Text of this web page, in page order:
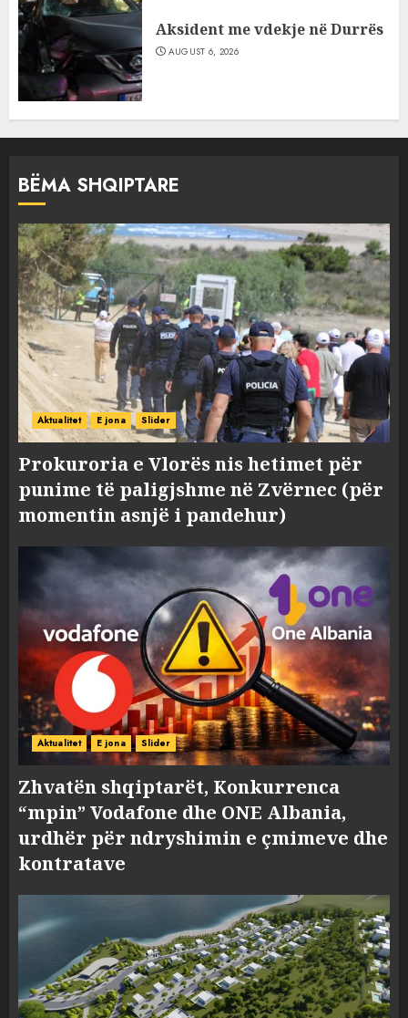
Aksident me vdekje në Durrës
AUGUST 6, 2026
BËMA SHQIPTARE
Aktualitet E jona Slider
Prokuroria e Vlorës nis hetimet për
punime të paligjshme në Zvërnec (për
momentin asnjë i pandehur)
Aktualitet E jona Slider
Zhvatën shqiptarët, Konkurrenca
“mpin” Vodafone dhe ONE Albania,
urdhër për ndryshimin e çmimeve dhe
kontratave